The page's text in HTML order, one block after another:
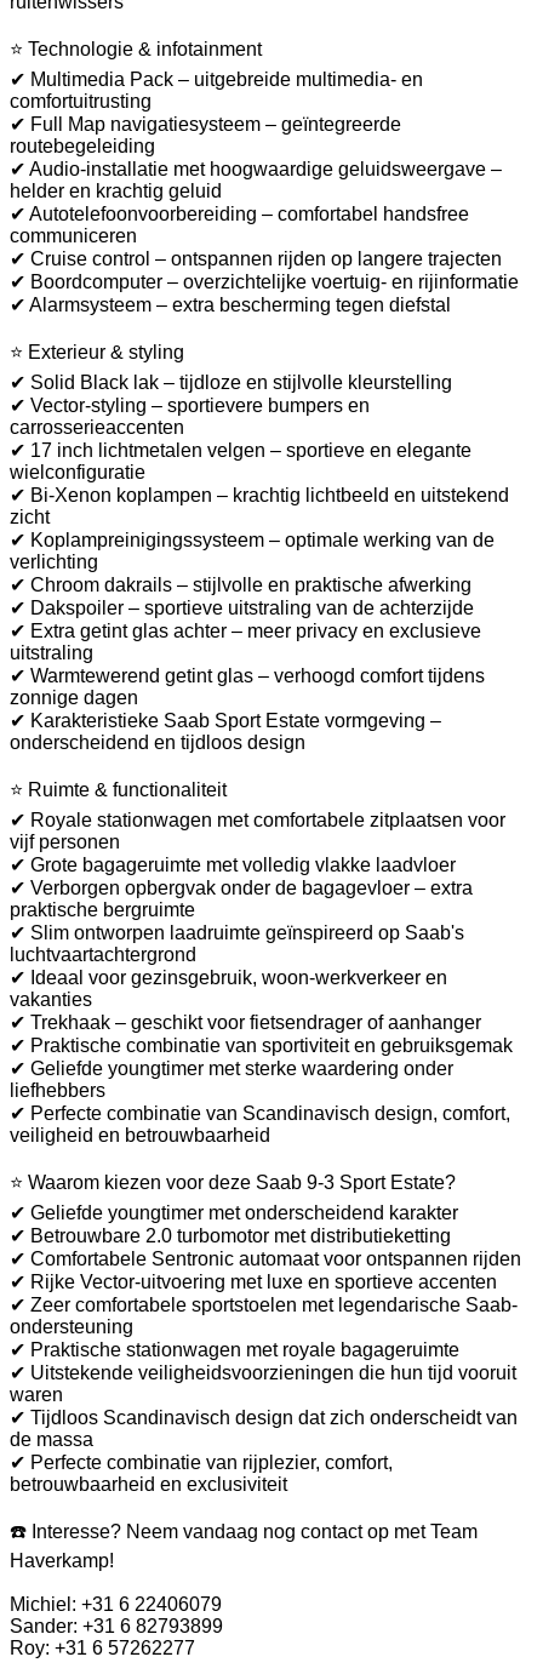
⭐ Technologie & infotainment
✔ Multimedia Pack – uitgebreide multimedia- en
comfortuitrusting
✔ Full Map navigatiesysteem – geïntegreerde
routebegeleiding
✔ Audio-installatie met hoogwaardige geluidsweergave –
helder en krachtig geluid
✔ Autotelefoonvoorbereiding – comfortabel handsfree
communiceren
✔ Cruise control – ontspannen rijden op langere trajecten
✔ Boordcomputer – overzichtelijke voertuig- en rijinformatie
✔ Alarmsysteem – extra bescherming tegen diefstal
⭐ Exterieur & styling
✔ Solid Black lak – tijdloze en stijlvolle kleurstelling
✔ Vector-styling – sportievere bumpers en
carrosserieaccenten
✔ 17 inch lichtmetalen velgen – sportieve en elegante
wielconfiguratie
✔ Bi-Xenon koplampen – krachtig lichtbeeld en uitstekend
zicht
✔ Koplampreinigingssysteem – optimale werking van de
verlichting
✔ Chroom dakrails – stijlvolle en praktische afwerking
✔ Dakspoiler – sportieve uitstraling van de achterzijde
✔ Extra getint glas achter – meer privacy en exclusieve
uitstraling
✔ Warmtewerend getint glas – verhoogd comfort tijdens
zonnige dagen
✔ Karakteristieke Saab Sport Estate vormgeving –
onderscheidend en tijdloos design
⭐ Ruimte & functionaliteit
✔ Royale stationwagen met comfortabele zitplaatsen voor
vijf personen
✔ Grote bagageruimte met volledig vlakke laadvloer
✔ Verborgen opbergvak onder de bagagevloer – extra
praktische bergruimte
✔ Slim ontworpen laadruimte geïnspireerd op Saab's
luchtvaartachtergrond
✔ Ideaal voor gezinsgebruik, woon-werkverkeer en
vakanties
✔ Trekhaak – geschikt voor fietsendrager of aanhanger
✔ Praktische combinatie van sportiviteit en gebruiksgemak
✔ Geliefde youngtimer met sterke waardering onder
liefhebbers
✔ Perfecte combinatie van Scandinavisch design, comfort,
veiligheid en betrouwbaarheid
⭐ Waarom kiezen voor deze Saab 9-3 Sport Estate?
✔ Geliefde youngtimer met onderscheidend karakter
✔ Betrouwbare 2.0 turbomotor met distributieketting
✔ Comfortabele Sentronic automaat voor ontspannen rijden
✔ Rijke Vector-uitvoering met luxe en sportieve accenten
✔ Zeer comfortabele sportstoelen met legendarische Saab-
ondersteuning
✔ Praktische stationwagen met royale bagageruimte
✔ Uitstekende veiligheidsvoorzieningen die hun tijd vooruit
waren
✔ Tijdloos Scandinavisch design dat zich onderscheidt van
de massa
✔ Perfecte combinatie van rijplezier, comfort,
betrouwbaarheid en exclusiviteit
☎️ Interesse? Neem vandaag nog contact op met Team
Haverkamp!
Michiel: +31 6 22406079
Sander: +31 6 82793899
Roy: +31 6 57262277